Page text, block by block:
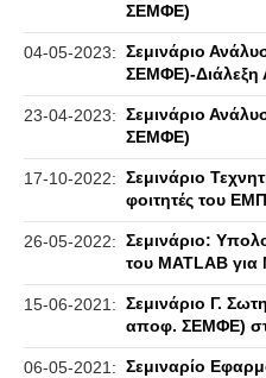
ΣΕΜΦΕ)
04-05-2023: Σεμινάριο
ΣΕΜΦΕ)-Διάλεξη
23-04-2023: Σεμινάριο
ΣΕΜΦΕ)
17-10-2022: Σεμινάριο
φοιτητές του ΕΜΠ
26-05-2022: Σεμινάριο:
του MATLAB για
15-06-2021: Σεμινάριο Γ.
αποφ. ΣΕΜΦΕ)
06-05-2021: Σεμιναρίο